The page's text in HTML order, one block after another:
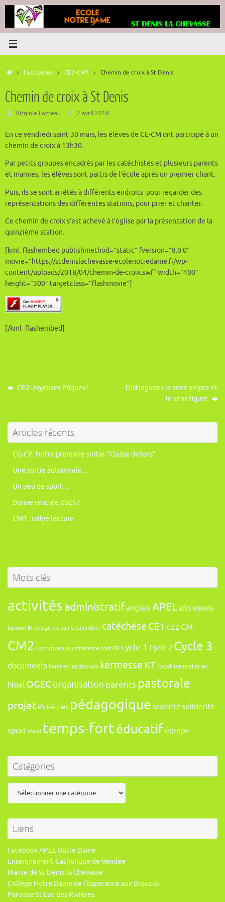
Passer
contenu
AccueilLes classes CE2-CM1 Chemin de croix à St Denis
Chemin de croix à St Denis
Virginie Locteau 2 avril 2018
En ce vendredi saint 30 mars, les élèves de CE-CM ont participé à un
chemin de croix à 13h30.
Par petits groupes encadrés par les catéchistes et plusieurs parents
et mamies, les élèves sont partis de l’école après un premier chant.
Puis, ils se sont arrêtés à différents endroits pour regarder des
représentations des différentes stations, pour prier et chanter.
Ce chemin de croix s’est achevé à l’église par la présentation de la
quinzième station.
[kml_flashembed publishmethod=”static” fversion=”8.0.0″
movie=”https://stdenislachevasse-ecolenotredame.fr/wp-
content/uploads/2018/04/chemin-de-croix.swf” width=”400″
height=”300″ targetclass=”flashmovie”]
[/kml_flashembed]
CE2-Joyeuses Pâques !
Distinguons le sens propre et
le sens figuré
Articles récents
CG-CP: Notre première sortie “Classe dehors”.
Une sortie automnale…
Un peu de sport…
Bonne rentrée 2025 !
CM1 : rallye lecture
Mots clés
activitésadministratifanglais APELarts visuels
barnum Bricolage bureau C calendrier catéchèse CE1 CE2 CM
CM2 communion conférence coût CP cycle 1 Cycle 2 Cycle 3
documents horaires inscriptions kermesse KT location matériel
NoelOGECorganisation parents pastorale
projet PS Pâques pédagogique scolarité solidarité
sport stand temps-fortéducatiféquipe
Catégories
Liens
Facebook APEL Notre Dame
Enseignement Catholique de Vendée
Mairie de St Denis la Chevasse
Collège Notre Dame de l'Espérance aux Brouzils
Paroisse St Luc des Rivières